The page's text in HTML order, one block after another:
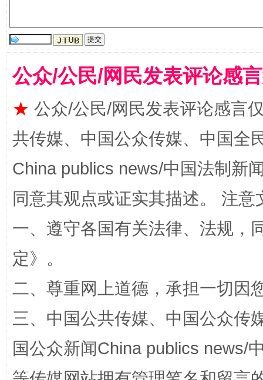
全民健身五年计划来了！等你上场
阿坝州三大球赛在茂县开幕 规模
公众/公民/网民发表评论感
★ 公众/公民/网民发表评论感言
共传媒、中国公众传媒、中国全
China publics news/中国法制新
同意其观点或证实其描述。 注
一、遵守各国有关法律、法规，
定》。
二、尊重网上道德，承担一切因
三、中国公共传媒、中国公众传
国公众新闻China publics news/